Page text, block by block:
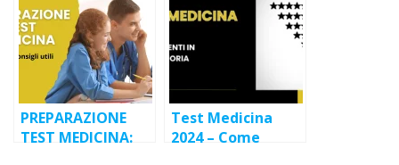
PREPARAZIONE
TEST MEDICINA:
Test Medicina
2024 – Come